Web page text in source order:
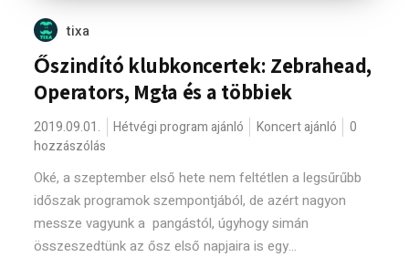
tixa
Őszindító klubkoncertek: Zebrahead,
Operators, Mgła és a többiek
2019.09.01. Hétvégi program ajánló Koncert ajánló
0
hozzászólás
Oké, a szeptember első hete nem feltétlen a legsűrűbb
időszak programok szempontjából, de azért nagyon
messze vagyunk a pangástól, úgyhogy simán
összeszedtünk az ősz első napjaira is egy...